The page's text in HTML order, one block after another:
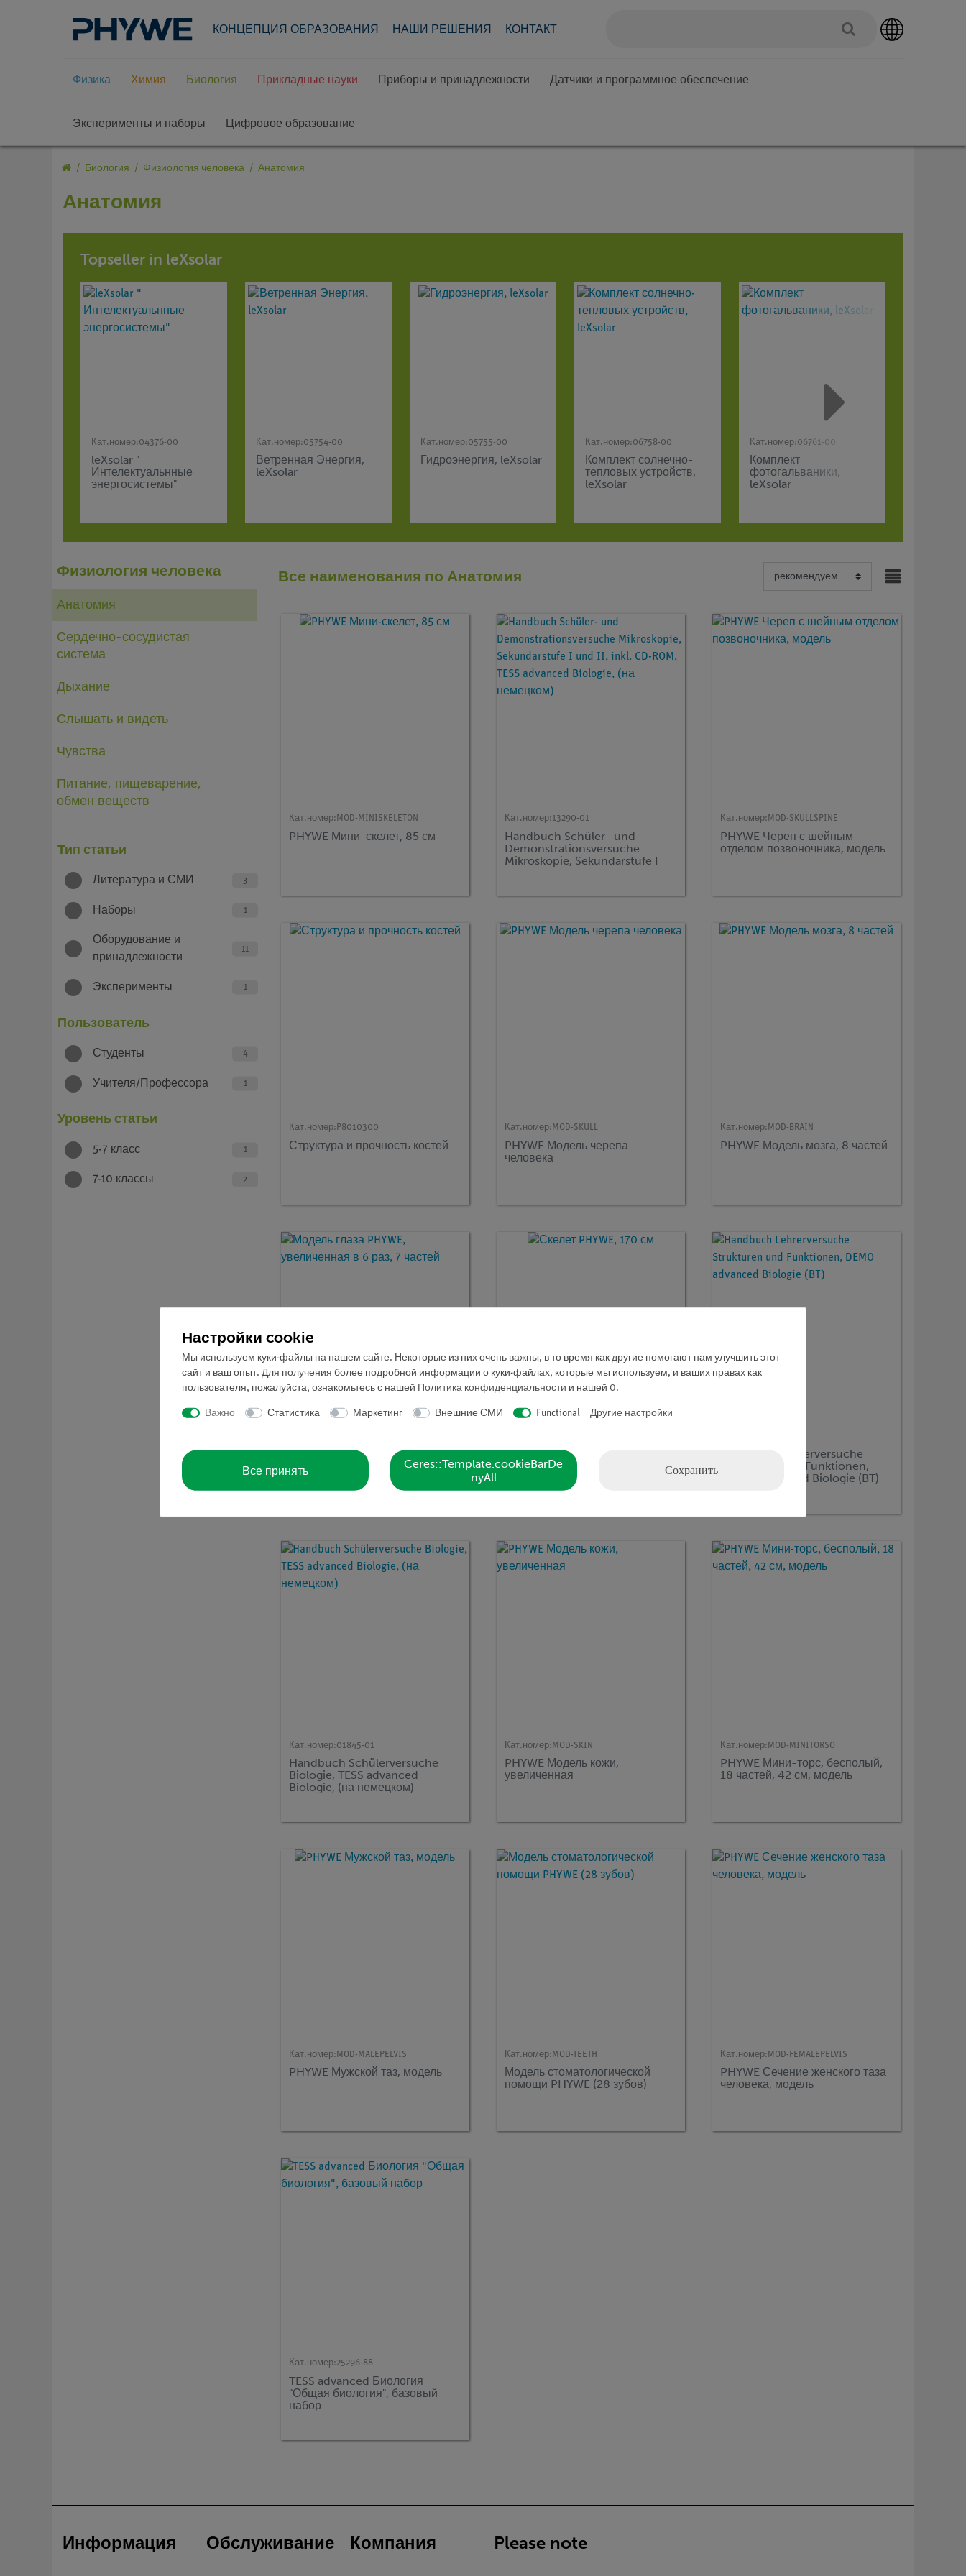
КОНЦЕПЦИЯ ОБРАЗОВАНИЯ НАШИ РЕШЕНИЯ КОНТАКТ
Физика Химия Биология Прикладные науки Приборы и принадлежности Датчики и программное обеспечение
Эксперименты и наборы Цифровое образование
Биология Физиология человека Анатомия
Анатомия
Topseller in leXsolar
Кат.номер:04376-00
leXsolar "
Интелектуальнные
энергосистемы"
Кат.номер:05754-00
Ветренная Энергия,
leXsolar
Кат.номер:05755-00
Гидроэнергия, leXsolar
Кат.номер:06758-00
Комплект солнечно-
тепловых устройств,
leXsolar
Кат.номер:06761-00
Комплект
фотогальваники,
leXsolar
Физиология человека
Анатомия
Сердечно-сосудистая
система
Дыхание
Слышать и видеть
Чувства
Питание, пищеварение,
обмен веществ
Тип статьи
Литература и СМИ 3
Наборы 1
Оборудование и
принадлежности
11
Эксперименты 1
Пользователь
Студенты 4
Учителя/Профессора 1
Уровень статьи
5-7 класс 1
7-10 классы 2
Все наименования по Анатомия
Кат.номер: MOD-MINISKELETON
PHYWE Мини-скелет, 85 см
Кат.номер:13290-01
Handbuch Schüler- und
Demonstrationsversuche
Mikroskopie, Sekundarstufe I
немецком)
Кат.номер: MOD-SKULLSPINE
PHYWE Череп с шейным
отделом позвоночника, модель
Кат.номер: P8010300
Структура и прочность костей
Кат.номер: MOD-SKULL
PHYWE Модель черепа
человека
Кат.номер: MOD-BRAIN
PHYWE Модель мозга, 8 частей
Модель глаза PHYWE,
увеличенная в 6 раз, 7 частей
Скелет PHYWE, 170 см
Handbuch Lehrerversuche
Strukturen und Funktionen,
DEMO advanced Biologie (BT)
Кат.номер:01845-01
Handbuch Schülerversuche
Biologie, TESS advanced
Biologie, (на немецком)
Кат.номер: MOD-SKIN
PHYWE Модель кожи,
увеличенная
Кат.номер: MOD-MINITORSO
PHYWE Мини-торс, бесполый,
18 частей, 42 см, модель
Кат.номер: MOD-MALEPELVIS
PHYWE Мужской таз, модель
Кат.номер: MOD-TEETH
Модель стоматологической
помощи PHYWE (28 зубов)
Кат.номер: MOD-FEMALEPELVIS
PHYWE Сечение женского таза
человека, модель
Кат.номер:25296-88
TESS advanced Биология
"Общая биология", базовый
набор
Информация Обслуживание Компания Please note
Настройки cookie
Мы используем куки-файлы на нашем сайте. Некоторые из них очень важны, в то время как другие помогают нам улучшить этот
сайт и ваш опыт. Для получения более подробной информации о куки-файлах, которые мы используем, и ваших правах как
пользователя, пожалуйста, ознакомьтесь с нашей Политика конфиденциальности и нашей 0.
Важно Статистика Маркетинг Внешние СМИ Functional Другие настройки
Все принять
Ceres::Template.cookieBarDe
nyAll
Сохранить